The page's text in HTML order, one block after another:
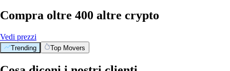
Compra oltre 400 altre crypto
Vedi prezzi
Trending Top Movers